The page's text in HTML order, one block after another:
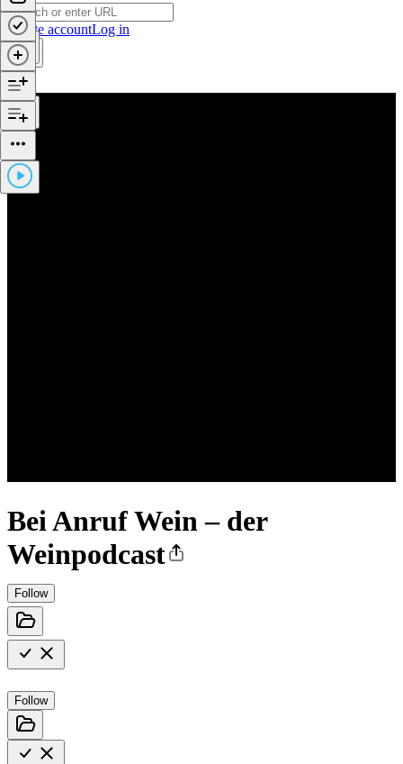
Create accountLog in
Bei Anruf Wein – der
Weinpodcast
Follow
Follow